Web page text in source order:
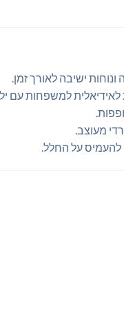
ישיבה לאורך זמן.
למשפחות עם
מעוצב.